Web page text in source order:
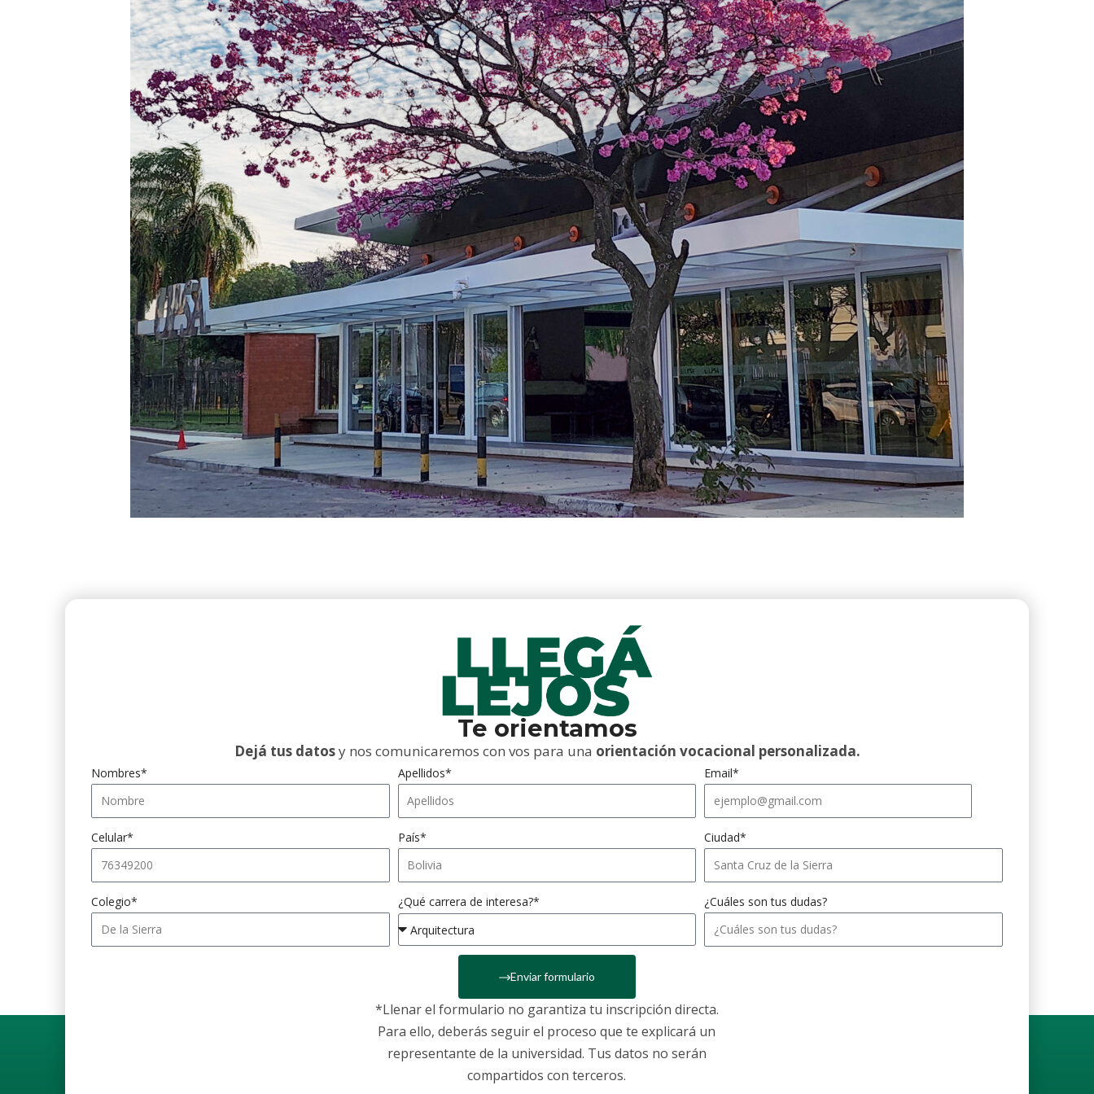
Te orientamos
Dejá tus datosy nos comunicaremos con vos para una orientación vocacional personalizada.
Nombres* Apellidos* Email*
Celular* País* Ciudad*
Colegio* ¿Qué carrera de interesa?* ¿Cuáles son tus dudas?
Enviar formulario
*Llenar el formulario no garantiza tu inscripción directa.
Para ello, deberás seguir el proceso que te explicará un
representante de la universidad. Tus datos no serán
compartidos con terceros.